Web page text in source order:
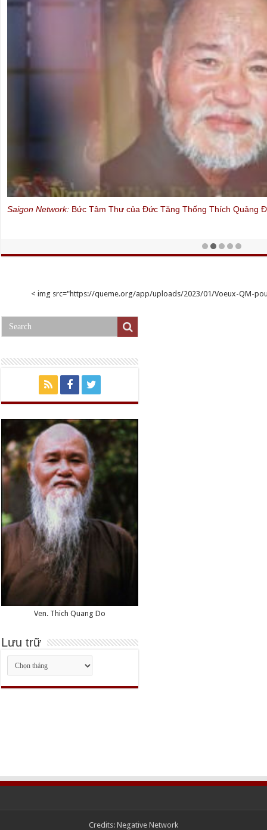
Dân biểu Quốc hội Châu Âu, Ramon Tremosa i. Bacells, ca tụng
< img src="https://queme.org/app/uploads/2023/01/Voeux-QM-
Ven. Thich Quang Do
Lưu trữ
Lưu
trữ
Credits: Negative Network